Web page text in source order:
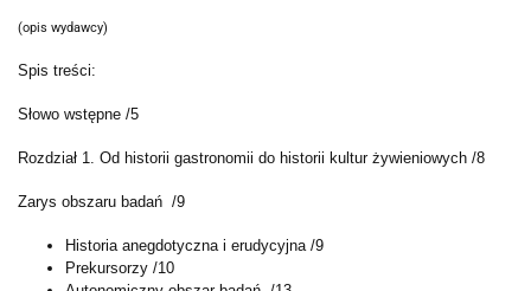
(opis wydawcy)
Spis treści:
Słowo wstępne /5
Rozdział 1. Od historii gastronomii do historii kultur żywieniowych /8
Zarys obszaru badań /9
Historia anegdotyczna i erudycyjna /9
Prekursorzy /10